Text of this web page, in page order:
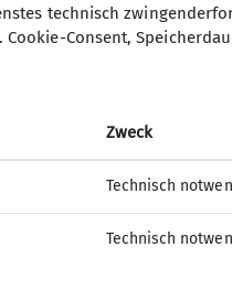
technisch
Consent,
Zweck
Technisch
Technisch